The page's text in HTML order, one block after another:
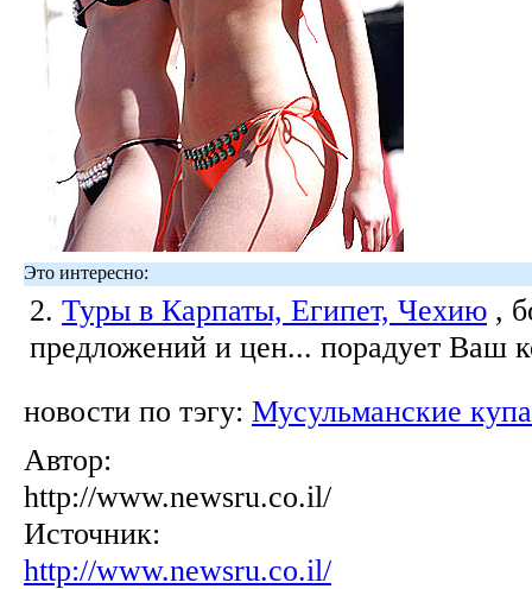
Это интересно:
2. Туры в Карпаты, Египет, Чехию ,
предложений и цен... порадует Ваш
новости по тэгу: Мусульманские
Автор:
http://www.newsru.co.il/
Источник:
http://www.newsru.co.il/